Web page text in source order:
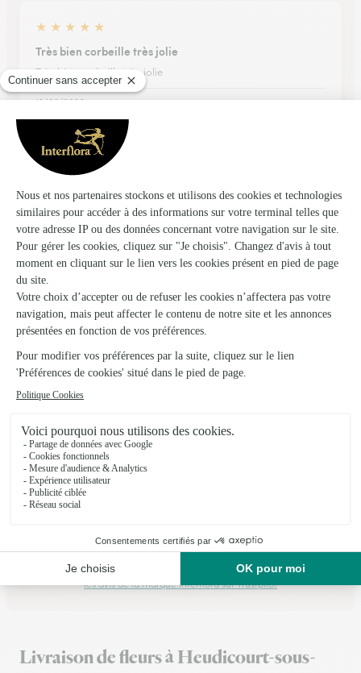
★ ★ ★ ★ ★
Très bien corbeille très jolie
Très bien corbeille très jolie
13/02/2026
★
★
Conforme à l'attente : Délai et qualité.
22/06/2026
★ ★ ★ ★ ★
Livraison impeccable merci
Livraison impeccable merci
14/04/2026
★ ★ ★ ★ ★
Quand j'ai fais ma réclamation ils ont…
Quand j'ai fais ma réclamation ils ont fait aussitôt un renvoi
de bouquet j'apprécie beaucoup le geste.
Trustpilot Échantillon d'avis clients fourni via Trustpilot.Voir tous
les avis de la marque Interflora sur Trustpilot
Livraison de fleurs à Heudicourt-sous-